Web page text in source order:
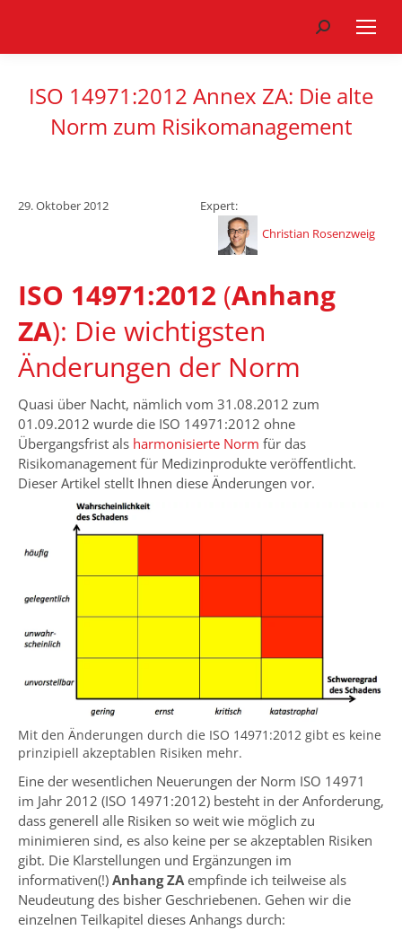
Search:
ISO 14971:2012 Annex ZA: Die alte
Norm zum Risikomanagement
29. Oktober 2012
Expert:
Christian Rosenzweig
ISO 14971:2012 (Anhang
ZA): Die wichtigsten
Änderungen der Norm
Quasi über Nacht, nämlich vom 31.08.2012 zum
01.09.2012 wurde die ISO 14971:2012 ohne
Übergangsfrist als harmonisierte Norm für das
Risikomanagement für Medizinprodukte veröffentlicht.
Dieser Artikel stellt Ihnen diese Änderungen vor.
Mit den Änderungen durch die ISO 14971:2012 gibt es keine
prinzipiell akzeptablen Risiken mehr.
Eine der wesentlichen Neuerungen der Norm ISO 14971
im Jahr 2012 (ISO 14971:2012) besteht in der Anforderung,
dass generell alle Risiken so weit wie möglich zu
minimieren sind, es also keine per se akzeptablen Risiken
gibt. Die Klarstellungen und Ergänzungen im
informativen(!) Anhang ZAempfinde ich teilweise als
Neudeutung des bisher Geschriebenen. Gehen wir die
einzelnen Teilkapitel dieses Anhangs durch: